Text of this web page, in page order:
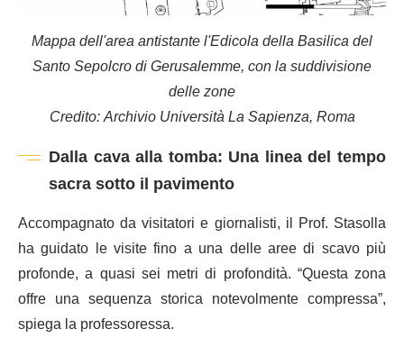
Mappa dell'area antistante l'Edicola della Basilica del
Santo Sepolcro di Gerusalemme, con la suddivisione
delle zone
Credito: Archivio Università La Sapienza, Roma
Dalla cava alla tomba: Una linea del tempo
sacra sotto il pavimento
Accompagnato da visitatori e giornalisti, il Prof. Stasolla
ha guidato le visite fino a una delle aree di scavo più
profonde, a quasi sei metri di profondità. “Questa zona
offre una sequenza storica notevolmente compressa”,
spiega la professoressa.